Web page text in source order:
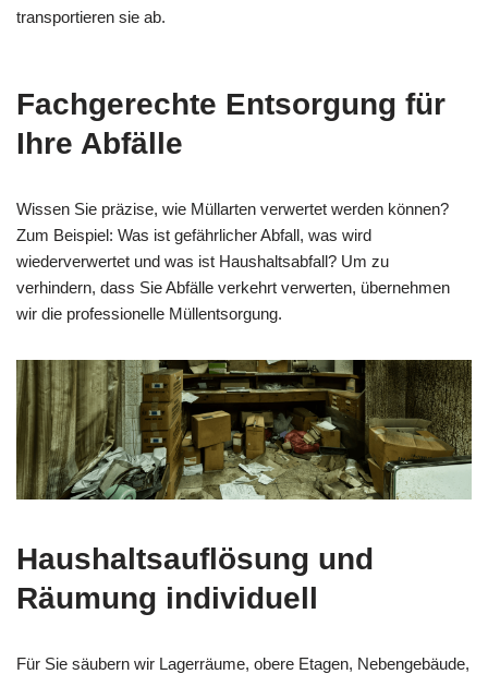
transportieren sie ab.
Fachgerechte Entsorgung für
Ihre Abfälle
Wissen Sie präzise, wie Müllarten verwertet werden können?
Zum Beispiel: Was ist gefährlicher Abfall, was wird
wiederverwertet und was ist Haushaltsabfall? Um zu
verhindern, dass Sie Abfälle verkehrt verwerten, übernehmen
wir die professionelle Müllentsorgung.
Haushaltsauflösung und
Räumung individuell
Für Sie säubern wir Lagerräume, obere Etagen, Nebengebäude,